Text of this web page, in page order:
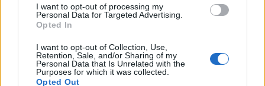
I want to opt-out of processing my
Personal Data for Targeted Advertising.
Opted In
I want to opt-out of Collection, Use,
Retention, Sale, and/or Sharing of my
Personal Data that Is Unrelated with the
Purposes for which it was collected.
Opted Out
fylld med smarta funktioner!
ger dig det bästa möjliga inomhusklimatet! Wood’s AD20
Hybrid tar effektivt och energisnålt bort överflödig fukt
och dålig lukt, samtidigt som de svensktillverkade Active